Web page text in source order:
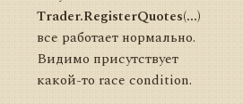
Trader.RegisterQuotes(...)
все работает нормально.
Видимо присутствует
какой-то race condition.